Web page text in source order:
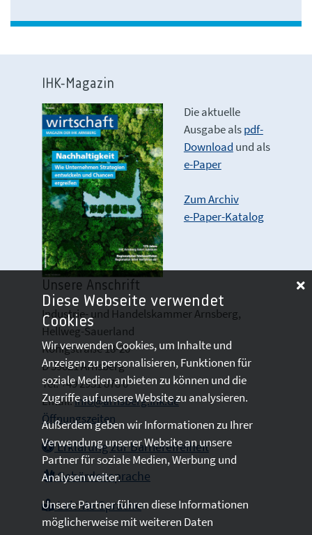
IHK-Magazin
Die aktuelle
Ausgabe alspdf-
Download und als
e-Paper
Zum Archiv
e-Paper-Katalog
Unsere Anschrift
Industrie- und Handelskammer Arnsberg,
Hellweg-Sauerland
Königstraße 18-20
D 59821 Arnsberg
Tel: +49 2931 878 0
Email:info@arnsberg.ihk.de
Öffnungszeiten
Erklärung zur Barrierefreiheit
Gebärdensprache
Leichte Sprache
Diese Webseite verwendet
Cookies
Wir verwenden Cookies, um Inhalte und
Anzeigen zu personalisieren, Funktionen für
soziale Medien anbieten zu können und die
Zugriffe auf unsere Website zu analysieren.
Außerdem geben wir Informationen zu Ihrer
Verwendung unserer Website an unsere
Partner für soziale Medien, Werbung und
Analysen weiter.
Unsere Partner führen diese Informationen
möglicherweise mit weiteren Daten